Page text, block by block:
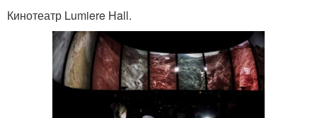
Кинотеатр Lumiere Hall.